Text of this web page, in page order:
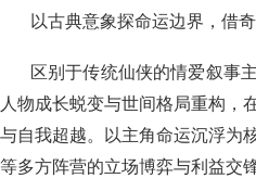
以古典意象探命运边界，借
区别于传统仙侠的情爱叙事
人物成长蜕变与世间格局重构，
与自我超越。以主角命运沉浮为
等多方阵营的立场博弈与利益交